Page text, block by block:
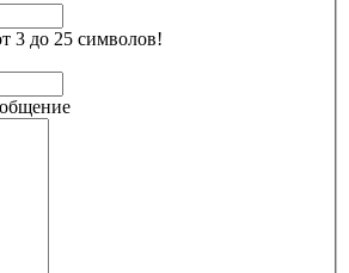
3 до 25 символов!